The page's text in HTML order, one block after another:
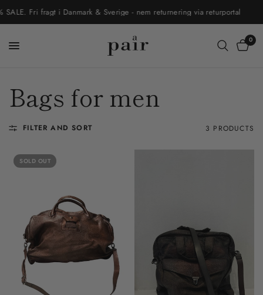
SALE. Fri fragt i Danmark & Sverige - nem returnering via returportal
0
Bags for men
FILTER AND SORT 3 PRODUCTS
SOLD OUT